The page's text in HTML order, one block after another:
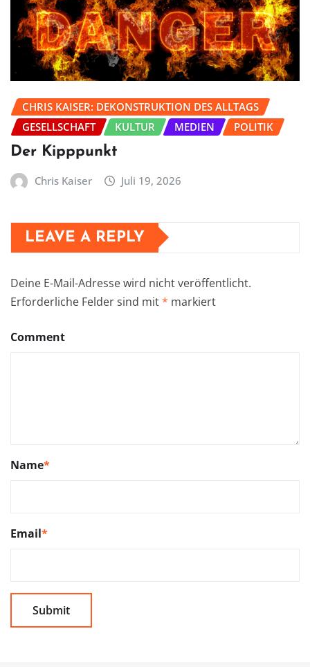
CHRIS KAISER: DEKONSTRUKTION DES ALLTAGS
GESELLSCHAFT
KULTUR MEDIEN POLITIK
Der Kipppunkt
Chris Kaiser Juli 19, 2026
LEAVE A REPLY
Deine E-Mail-Adresse wird nicht veröffentlicht.
Erforderliche Felder sind mit* markiert
Comment
Name*
Email*